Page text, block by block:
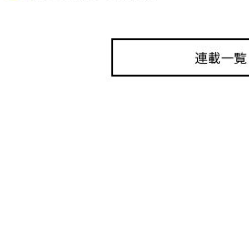
連載一覧